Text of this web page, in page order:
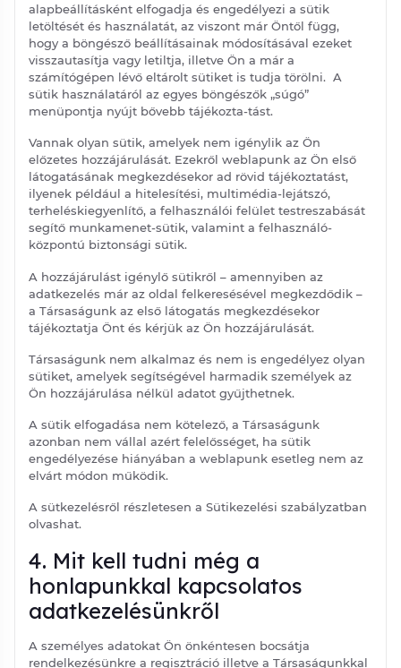
alapbeállításként elfogadja és engedélyezi a sütik
letöltését és használatát, az viszont már Öntől függ,
hogy a böngésző beállításainak módosításával ezeket
visszautasítja vagy letiltja, illetve Ön a már a
számítógépen lévő eltárolt sütiket is tudja törölni. A
sütik használatáról az egyes böngészők „súgó”
menüpontja nyújt bővebb tájékozta-tást.
Vannak olyan sütik, amelyek nem igénylik az Ön
előzetes hozzájárulását. Ezekről weblapunk az Ön első
látogatásának megkezdésekor ad rövid tájékoztatást,
ilyenek például a hitelesítési, multimédia-lejátszó,
terheléskiegyenlítő, a felhasználói felület testreszabását
segítő munkamenet-sütik, valamint a felhasználó-
központú biztonsági sütik.
A hozzájárulást igénylő sütikről – amennyiben az
adatkezelés már az oldal felkeresésével megkezdődik –
a Társaságunk az első látogatás megkezdésekor
tájékoztatja Önt és kérjük az Ön hozzájárulását.
Társaságunk nem alkalmaz és nem is engedélyez olyan
sütiket, amelyek segítségével harmadik személyek az
Ön hozzájárulása nélkül adatot gyűjthetnek.
A sütik elfogadása nem kötelező, a Társaságunk
azonban nem vállal azért felelősséget, ha sütik
engedélyezése hiányában a weblapunk esetleg nem az
elvárt módon működik.
A sütkezelésről részletesen a Sütikezelési szabályzatban
olvashat.
4. Mit kell tudni még a
honlapunkkal kapcsolatos
adatkezelésünkről
A személyes adatokat Ön önkéntesen bocsátja
rendelkezésünkre a regisztráció illetve a Társaságunkkal